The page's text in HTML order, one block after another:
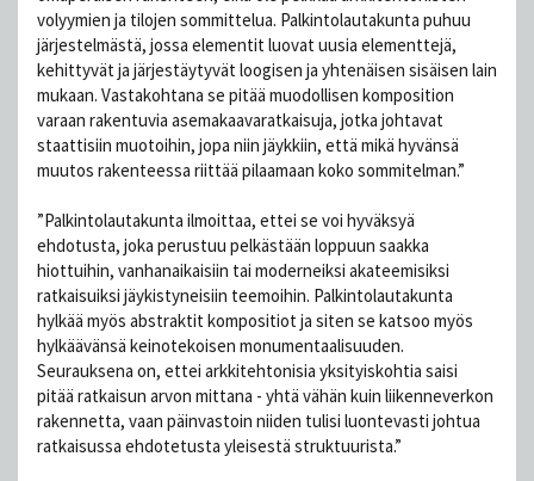
volyymien ja tilojen sommittelua. Palkintolautakunta puhuu
järjestelmästä, jossa elementit luovat uusia elementtejä,
kehittyvät ja järjestäytyvät loogisen ja yhtenäisen sisäisen lain
mukaan. Vastakohtana se pitää muodollisen komposition
varaan rakentuvia asemakaavaratkaisuja, jotka johtavat
staattisiin muotoihin, jopa niin jäykkiin, että mikä hyvänsä
muutos rakenteessa riittää pilaamaan koko sommitelman.”
”Palkintolautakunta ilmoittaa, ettei se voi hyväksyä
ehdotusta, joka perustuu pelkästään loppuun saakka
hiottuihin, vanhanaikaisiin tai moderneiksi akateemisiksi
ratkaisuiksi jäykistyneisiin teemoihin. Palkintolautakunta
hylkää myös abstraktit kompositiot ja siten se katsoo myös
hylkäävänsä keinotekoisen monumentaalisuuden.
Seurauksena on, ettei arkkitehtonisia yksityiskohtia saisi
pitää ratkaisun arvon mittana - yhtä vähän kuin liikenneverkon
rakennetta, vaan päinvastoin niiden tulisi luontevasti johtua
ratkaisussa ehdotetusta yleisestä struktuurista.”